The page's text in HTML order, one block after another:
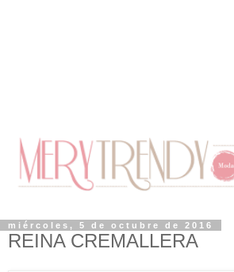
miércoles, 5 de octubre de 2016
REINA CREMALLERA